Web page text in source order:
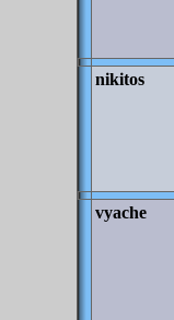
nikitos
vyache